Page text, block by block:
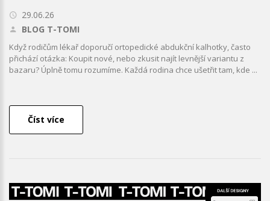
29.06.26
BLOG T-TOMI
Když rodičům lékař doporučí ortopedické abdukční kalhotky, často
přichází otázka: Koupit nové, nebo zkusit najít levnější variantu z
bazaru? Úplně tomu rozumíme. Každá rodina chce ušetřit tam, kde ...
Číst více